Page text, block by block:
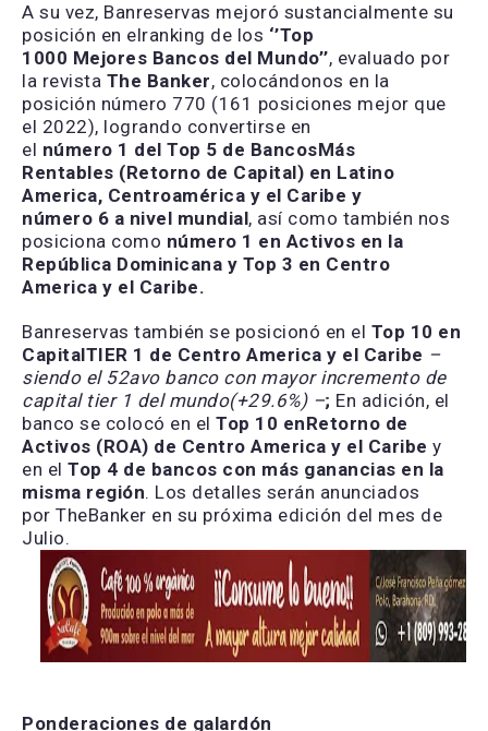
A su vez, Banreservas mejoró sustancialmente su
posición en elranking de los ‘’Top
1000 Mejores Bancos del Mundo’’, evaluado por
la revista The Banker, colocándonos en la
posición número 770 (161 posiciones mejor que
el 2022), logrando convertirse en
el número 1 del Top 5 de BancosMás
Rentables (Retorno de Capital) en Latino
America, Centroamérica y el Caribe y
número 6 a nivel mundial, así como también nos
posiciona como número 1 en Activos en la
República Dominicana y Top 3 en Centro
America y el Caribe.
Banreservas también se posicionó en el Top 10 en
CapitalTIER 1 de Centro America y el Caribe –
siendo el 52avo banco con mayor incremento de
capital tier1 del mundo(+29.6%) –; En adición, el
banco se colocó en el Top 10 enRetorno de
Activos (ROA) de Centro America y el Caribe y
en el Top 4 de bancos con más ganancias en la
misma región. Los detalles serán anunciados
por TheBanker en su próxima edición del mes de
Julio.
Ponderaciones de galardón